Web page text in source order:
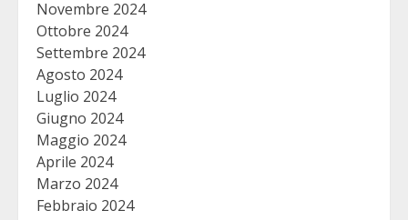
Novembre 2024
Ottobre 2024
Settembre 2024
Agosto 2024
Luglio 2024
Giugno 2024
Maggio 2024
Aprile 2024
Marzo 2024
Febbraio 2024